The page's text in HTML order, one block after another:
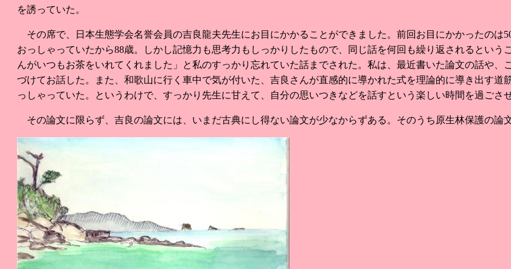
を誘っていた。
その席で、日本生態学会名誉会員の吉良龍夫先生にお目にかかることができました。前回お目にかかったのは
おっしゃっていたから88歳。しかし記憶力も思考力もしっかりしたもので、同じ話を何回も繰り返されるとい
んがいつもお茶をいれてくれました」と私のすっかり忘れていた話までされた。私は、最近書いた論文の話や
づけてお話した。また、和歌山に行く車中で気が付いた、吉良さんが直感的に導かれた式を理論的に導き出す
っしゃっていた。というわけで、すっかり先生に甘えて、自分の思いつきなどを話すという楽しい時間を過ごさ
その論文に限らず、吉良の論文には、いまだ古典にし得ない論文が少なからずある。そのうち原生林保護の論